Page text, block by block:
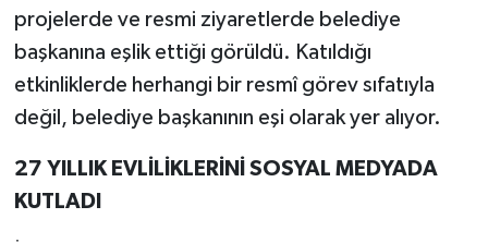
projelerde ve resmi ziyaretlerde belediye
başkanına eşlik ettiği görüldü. Katıldığı
etkinliklerde herhangi bir resmî görev sıfatıyla
değil, belediye başkanının eşi olarak yer alıyor.
27 YILLIK EVLİLİKLERİNİ SOSYAL MEDYADA
KUTLADI